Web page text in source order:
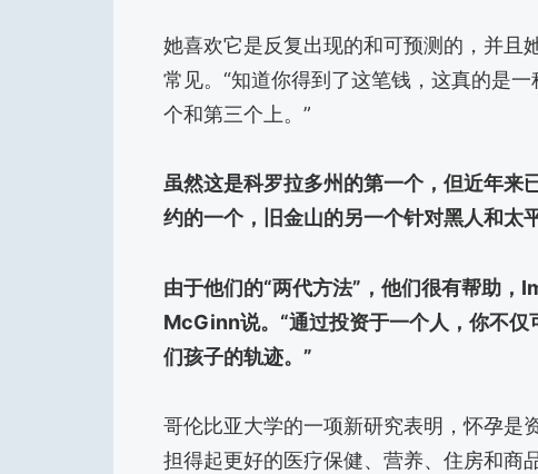
她喜欢它是反复出现的和可预测的，并且
常见。“知道你得到了这笔钱，这真的是
个和第三个上。”
虽然这是科罗拉多州的第一个，但近年来
约的一个，旧金山的另一个针对黑人和太
由于他们的“两代方法”，他们很有帮助
McGinn说。“通过投资于一个人，你不
们孩子的轨迹。”
哥伦比亚大学的一项新研究表明，怀孕是
担得起更好的医疗保健、营养、住房和商